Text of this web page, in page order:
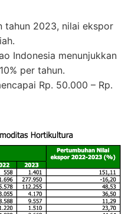
tahun 2023, nilai ekspor
Indonesia menunjukkan
per tahun.
Rp. 50.000 – Rp.